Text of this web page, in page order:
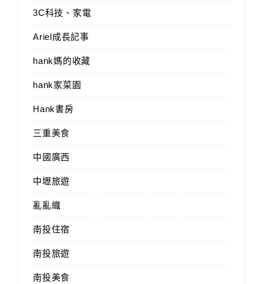
3C科技、家電
Ariel成長記事
hank媽的收藏
hank家菜園
Hank書房
三重美食
中國廣西
中壢旅遊
亂亂織
南投住宿
南投旅遊
南投美食